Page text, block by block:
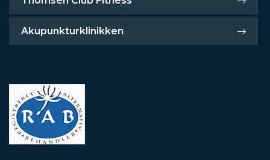
Akupunkturklinikken